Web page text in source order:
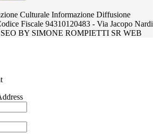
Culturale Informazione Diffusione
Fiscale 94310120483 - Via Jacopo Nardi
SEO BY SIMONE ROMPIETTI SR WEB